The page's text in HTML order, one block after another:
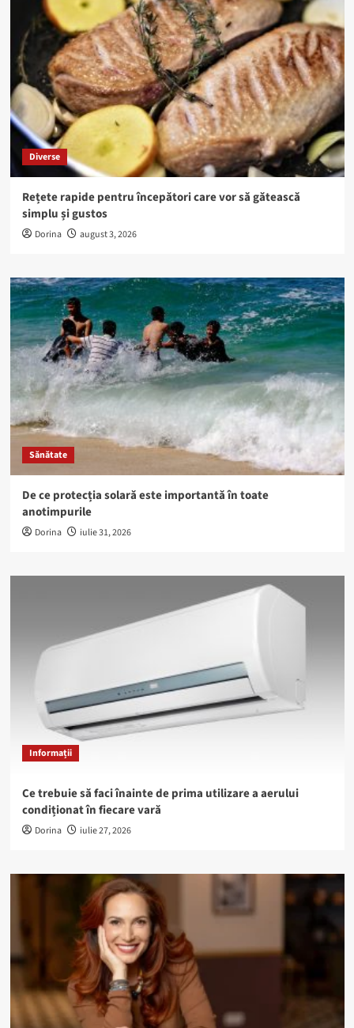
Diverse
Rețete rapide pentru începători care vor să gătească
simplu și gustos
Dorina august 3, 2026
Sănătate
De ce protecția solară este importantă în toate
anotimpurile
Dorina iulie 31, 2026
Informații
Ce trebuie să faci înainte de prima utilizare a aerului
condiționat în fiecare vară
Dorina iulie 27, 2026